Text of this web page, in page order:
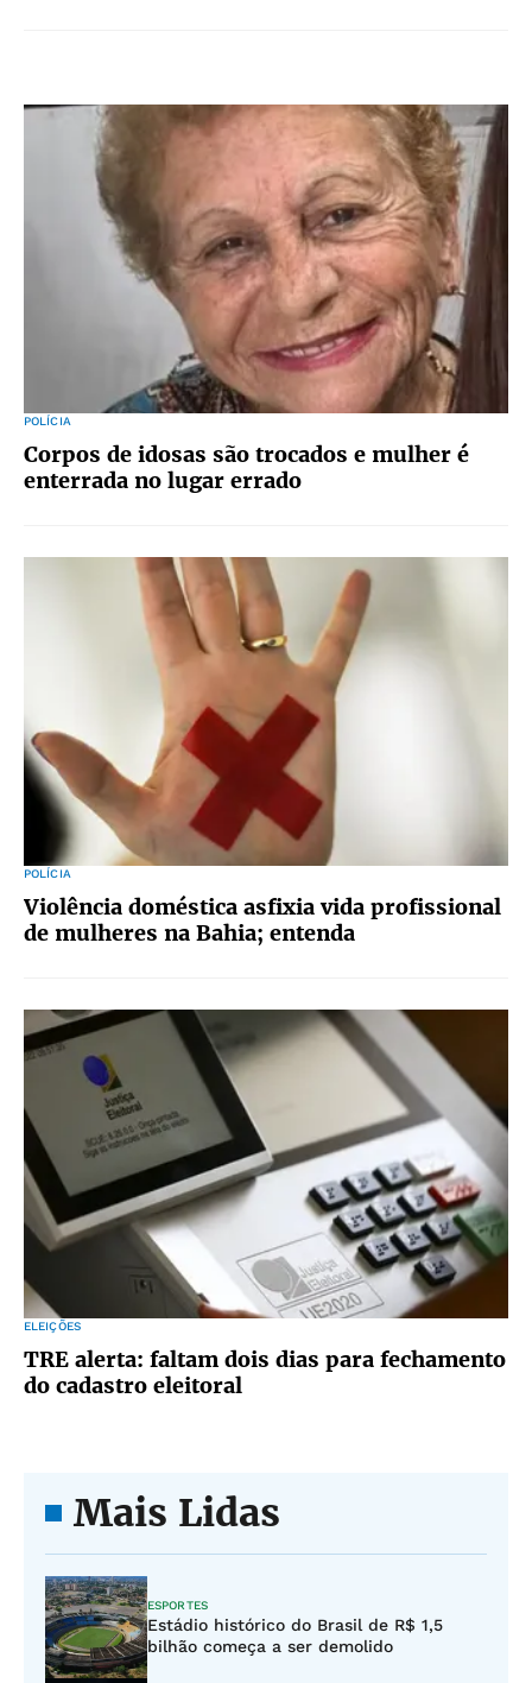
POLÍCIA
Corpos de idosas são trocados e mulher é
enterrada no lugar errado
POLÍCIA
Violência doméstica asfixia vida profissional
de mulheres na Bahia; entenda
ELEIÇÕES
TRE alerta: faltam dois dias para fechamento
do cadastro eleitoral
Mais Lidas
ESPORTES
Estádio histórico do Brasil de R$ 1,5
bilhão começa a ser demolido